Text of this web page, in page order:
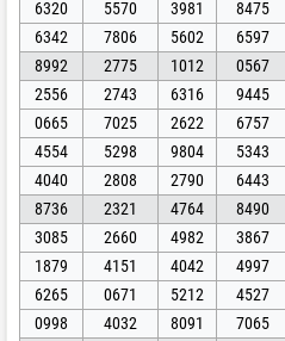
6320
5570 3981 8475
6342
7806 5602 6597
8992
2775 1012 0567
2556
2743 6316 9445
0665
7025 2622 6757
4554
5298 9804 5343
4040
2808 2790 6443
8736
2321 4764 8490
3085
2660 4982 3867
1879
4151 4042 4997
6265
0671 5212 4527
0998
4032 8091 7065